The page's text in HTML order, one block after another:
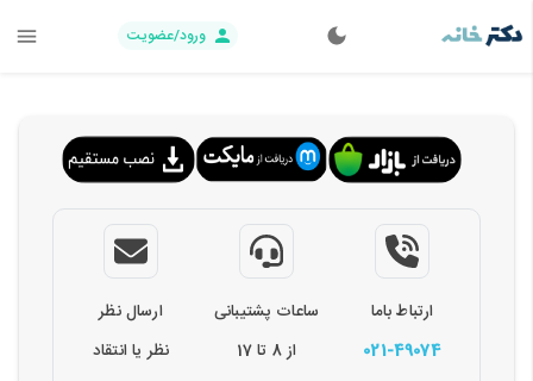
ورود/عضویت
ارتباط باما
021-49074
ساعات پشتیبانی
از 8 تا 17
ارسال نظر
نظر یا انتقاد